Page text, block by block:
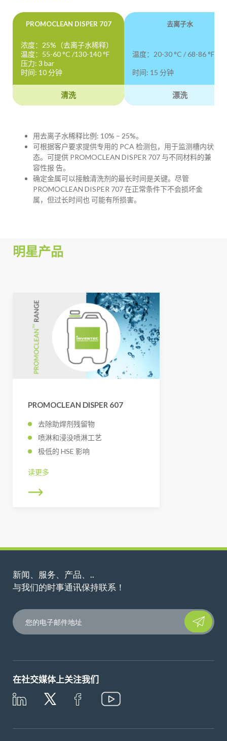
PROMOCLEAN DISPER 707
浓度：25%（去离子水稀释）
温度：55-60 °C /130-140 °F
压力: 3 bar
时间: 10 分钟
清洗
去离子水
温度：20-30 °C / 68-86 °F
时间: 15 分钟
漂洗
用去离子水稀释比例: 10% – 25%。
可根据客户要求提供专用的 PCA 检测包，用于监测槽内状
态。可提供 PROMOCLEAN DISPER 707 与不同材料的兼
容性报 告。
确定金属可以接触清洗剂的最长时间是关键。尽管
PROMOCLEAN DISPER 707 在正常条件下不会损坏金
属，但过长时间也 可能有所损害。
明星产品
PROMOCLEAN DISPER 607
去除助焊剂残留物
喷淋和浸没喷淋工艺
极低的 HSE 影响
读更多
新闻、服务、产品、..
与我们的时事通讯保持联系！
Please
在社交媒体上关注我们